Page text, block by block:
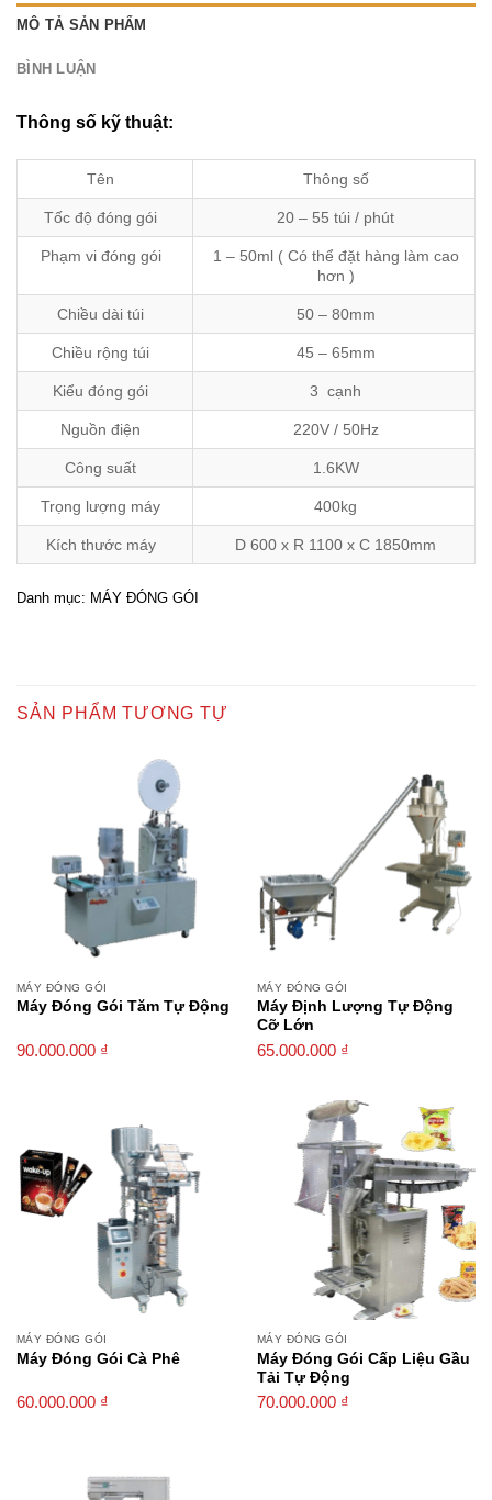
MÔ TẢ SẢN PHẨM
BÌNH LUẬN
Thông số kỹ thuật:
Tên Thông số
Tốc độ đóng gói 20 – 55 túi / phút
Phạm vi đóng gói
1 – 50ml ( Có thể đặt hàng làm cao
hơn )
Chiều dài túi 50 – 80mm
Chiều rộng túi 45 – 65mm
Kiểu đóng gói 3 cạnh
Nguồn điện 220V / 50Hz
Công suất 1.6KW
Trọng lượng máy 400kg
Kích thước máy D 600 x R 1100 x C 1850mm
Danh mục: MÁY ĐÓNG GÓI
SẢN PHẨM TƯƠNG TỰ
MÁY ĐÓNG GÓI
Máy Đóng Gói Tăm Tự Động
90.000.000 ₫
MÁY ĐÓNG GÓI
Máy Định Lượng Tự Động
Cỡ Lớn
65.000.000 ₫
MÁY ĐÓNG GÓI
Máy Đóng Gói Cà Phê
60.000.000 ₫
MÁY ĐÓNG GÓI
Máy Đóng Gói Cấp Liệu Gầu
Tải Tự Động
70.000.000 ₫